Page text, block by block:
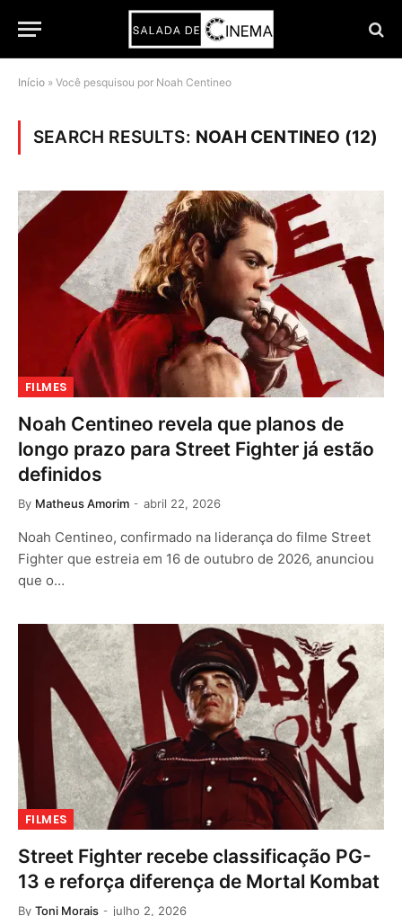
Início » Você pesquisou por Noah Centineo
SEARCH RESULTS: NOAH CENTINEO (12)
FILMES
Noah Centineo revela que planos de
longo prazo para Street Fighter já estão
definidos
By Matheus Amorim abril 22, 2026
Noah Centineo, confirmado na liderança do filme Street
Fighter que estreia em 16 de outubro de 2026, anunciou
que o…
FILMES
Street Fighter recebe classificação PG-
13 e reforça diferença de Mortal Kombat
By Toni Morais julho 2, 2026